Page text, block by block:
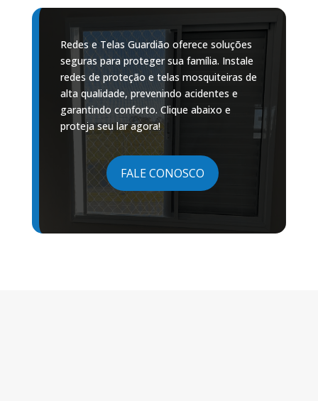
Redes e Telas Guardião oferece soluções
seguras para proteger sua família. Instale
redes de proteção e telas mosquiteiras de
alta qualidade, prevenindo acidentes e
garantindo conforto. Clique abaixo e
proteja seu lar agora!
FALE CONOSCO